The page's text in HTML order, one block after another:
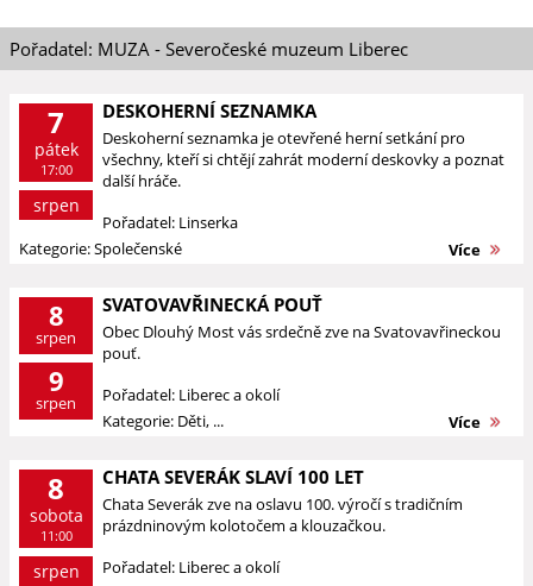
Pořadatel: MUZA - Severočeské muzeum Liberec
7
pátek
17:00
srpen
DESKOHERNÍ SEZNAMKA
Deskoherní seznamka je otevřené herní setkání pro
všechny, kteří si chtějí zahrát moderní deskovky a poznat
další hráče.
Pořadatel: Linserka
Kategorie: Společenské
Více
8
srpen
9
srpen
SVATOVAVŘINECKÁ POUŤ
Obec Dlouhý Most vás srdečně zve na Svatovavřineckou
pouť.
Pořadatel: Liberec a okolí
Kategorie: Děti, ...
Více
8
sobota
11:00
srpen
CHATA SEVERÁK SLAVÍ 100 LET
Chata Severák zve na oslavu 100. výročí s tradičním
prázdninovým kolotočem a klouzačkou.
Pořadatel: Liberec a okolí